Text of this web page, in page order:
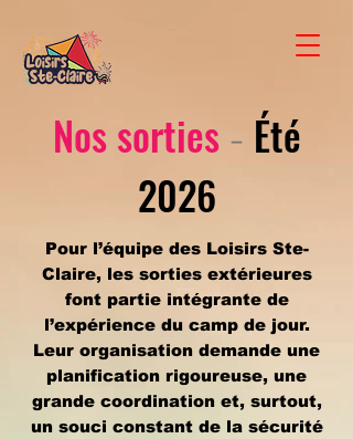
Nos sorties - Été
2026
Pour l’équipe des Loisirs Ste-
Claire, les sorties extérieures
font partie intégrante de
l’expérience du camp de jour.
Leur organisation demande une
planification rigoureuse, une
grande coordination et, surtout,
un souci constant de la sécurité